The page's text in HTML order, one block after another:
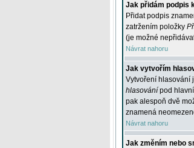
Jak přidám podpis
Přidat podpis
zatržením položky
(je možné
Návrat nahoru
Jak vytvořím
Vytvoření hlasování
hlasování pod
pak alespoň dvě
znamená
Návrat nahoru
Jak změním nebo